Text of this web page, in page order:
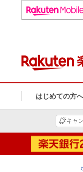
はじめての方へ
キャ